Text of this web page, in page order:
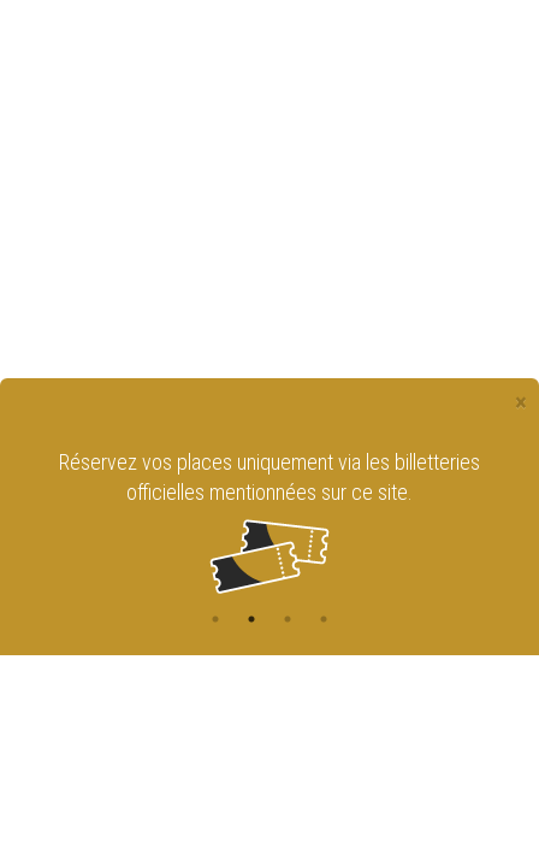
×
Réservez vos places uniquement via les billetteries
officielles mentionnées sur ce site.